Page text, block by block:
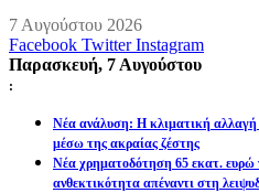
7 Αυγούστου 2026
Facebook Twitter Instagram
Παρασκευή, 7 Αυγούστου
:
Νέα ανάλυση: Η κλιματική αλλαγή
μέσω της ακραίας ζέστης
Νέα χρηματοδότηση 65 εκατ. ευρώ
ανθεκτικότητα απέναντι στη